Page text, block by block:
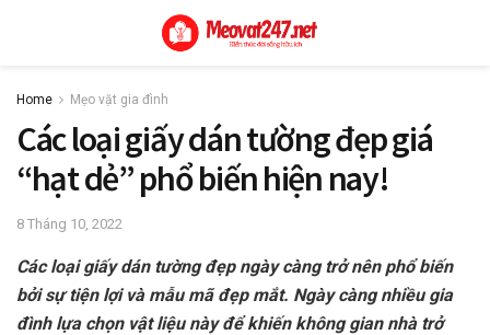
Home Mẹo vặt gia đình
Các loại giấy dán tường đẹp giá
“hạt dẻ” phổ biến hiện nay!
8 Tháng 10, 2022
Các loại giấy dán tường đẹp ngày càng trở nên phổ biến
bởi sự tiện lợi và mẫu mã đẹp mắt. Ngày càng nhiều gia
đình lựa chọn vật liệu này để khiến không gian nhà trở